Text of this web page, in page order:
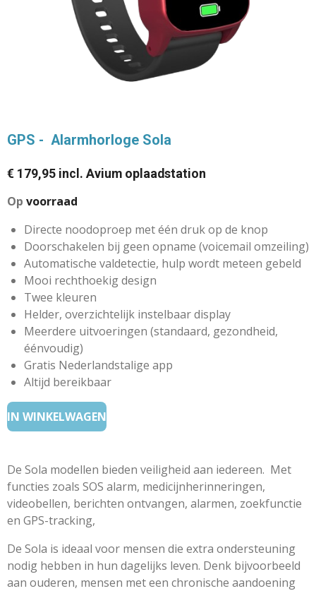
GPS - Alarmhorloge Sola
€ 179,95 incl. Avium oplaadstation
Op voorraad
Directe noodoproep met één druk op de knop
Doorschakelen bij geen opname (voicemail omzeiling)
Automatische valdetectie, hulp wordt meteen gebeld
Mooi rechthoekig design
Twee kleuren
Helder, overzichtelijk instelbaar display
Meerdere uitvoeringen (standaard, gezondheid,
éénvoudig)
Gratis Nederlandstalige app
Altijd bereikbaar
IN WINKELWAGEN
De Sola modellen bieden veiligheid aan iedereen. Met
functies zoals SOS alarm, medicijnherinneringen,
videobellen, berichten ontvangen, alarmen, zoekfunctie
en GPS-tracking,
De Sola is ideaal voor mensen die extra ondersteuning
nodig hebben in hun dagelijks leven. Denk bijvoorbeeld
aan ouderen, mensen met een chronische aandoening